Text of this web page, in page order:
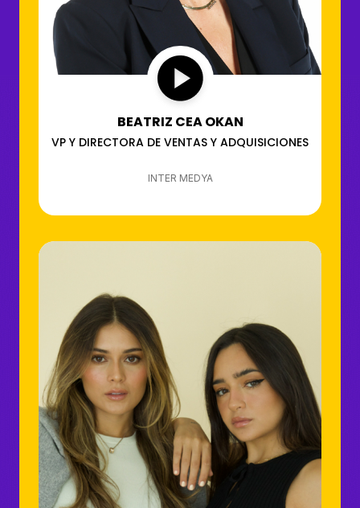
BEATRIZ CEA OKAN
VP Y DIRECTORA DE VENTAS Y ADQUISICIONES
INTER MEDYA